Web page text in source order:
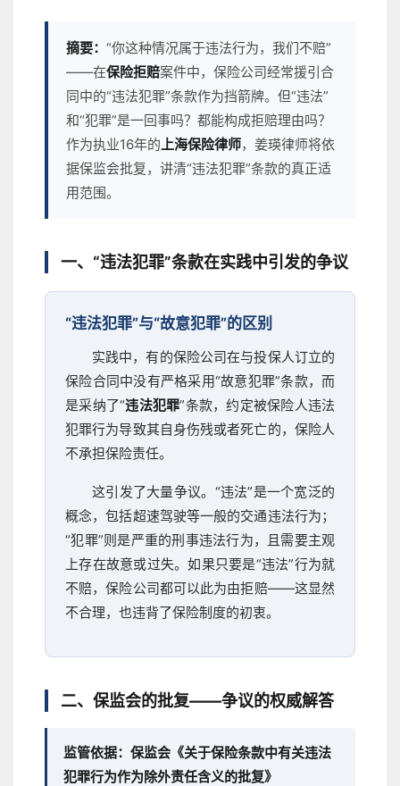
摘要： “你这种情况属于违法行为，我们不赔”
——在保险拒赔案件中，保险公司经常援引合
同中的“违法犯罪”条款作为挡箭牌。但“违法”
和“犯罪”是一回事吗？都能构成拒赔理由吗？
作为执业16年的上海保险律师，姜瑛律师将依
据保监会批复，讲清“违法犯罪”条款的真正适
用范围。
一、“违法犯罪”条款在实践中引发的争议
“违法犯罪”与“故意犯罪”的区别
实践中，有的保险公司在与投保人订立的
保险合同中没有严格采用“故意犯罪”条款，而
是采纳了“违法犯罪”条款，约定被保险人违法
犯罪行为导致其自身伤残或者死亡的，保险人
不承担保险责任。
这引发了大量争议。“违法”是一个宽泛的
概念，包括超速驾驶等一般的交通违法行为；
“犯罪”则是严重的刑事违法行为，且需要主观
上存在故意或过失。如果只要是“违法”行为就
不赔，保险公司都可以此为由拒赔——这显然
不合理，也违背了保险制度的初衷。
二、保监会的批复——争议的权威解答
监管依据：保监会《关于保险条款中有关违法
犯罪行为作为除外责任含义的批复》